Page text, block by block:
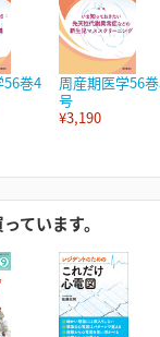
56巻4
周産期医学56
号
¥3,190
ています。